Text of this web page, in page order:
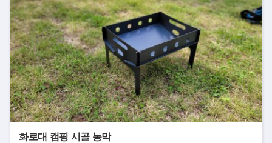
화로대 캠핑 시골 농막